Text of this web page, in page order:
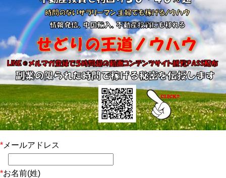
* メールアドレス
*お名前(姓)